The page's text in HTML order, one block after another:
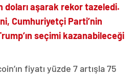
doları aşarak rekor tazeledi.
Cumhuriyetçi Parti’nin
seçimi kazanabileceği
fiyatı yüzde 7 artışla 75